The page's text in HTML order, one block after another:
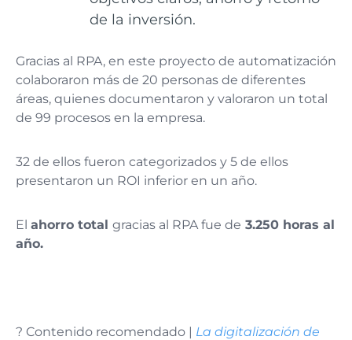
de la inversión.
Gracias al RPA, en este proyecto de automatización
colaboraron más de 20 personas de diferentes
áreas, quienes documentaron y valoraron un total
de 99 procesos en la empresa.
32 de ellos fueron categorizados y 5 de ellos
presentaron un ROI inferior en un año.
El ahorro total gracias al RPA fue de 3.250 horas al
año.
? Contenido recomendado | La digitalización de